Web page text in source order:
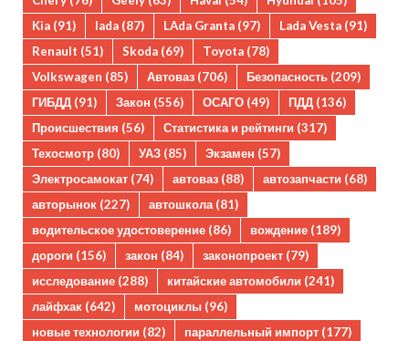
Kia (91) lada (87) LAda Granta (97) Lada Vesta (91)
Renault (51) Skoda (69) Toyota (78)
Volkswagen (85) Автоваз (706) Безопасность (209)
ГИБДД (91) Закон (556) ОСАГО (49) ПДД (136)
Происшествия (56) Статистика и рейтинги (317)
Техосмотр (80) УАЗ (85) Экзамен (57)
Электросамокат (74) автоваз (88) автозапчасти (68)
авторынок (227) автошкола(81)
водительское удостоверение (86) вождение (189)
дороги (156) закон (84) законопроект (79)
исследование (288) китайские автомобили (241)
лайфхак (642) мотоциклы (96)
новые технологии (82) параллельный импорт (177)